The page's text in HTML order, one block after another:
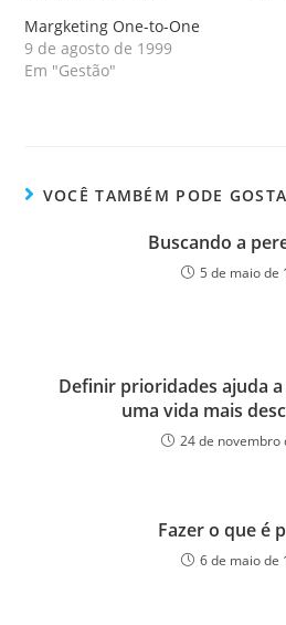
Margketing One-to-One
9 de agosto de 1999
Em "Gestão"
VOCÊ TAMBÉM PODE
Buscando a
5 de maio de
Definir prioridades ajuda
uma vida mais
24 de novembro
Fazer o que é
6 de maio de